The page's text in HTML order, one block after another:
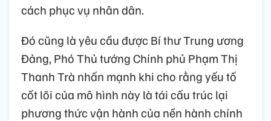
cách phục vụ nhân dân.
Đó cũng là yêu cầu được Bí thư Trung ương
Đảng, Phó Thủ tướng Chính phủ Phạm Thị
Thanh Trà nhấn mạnh khi cho rằng yếu tố
cốt lõi của mô hình này là tái cấu trúc lại
phương thức vận hành của nền hành chính